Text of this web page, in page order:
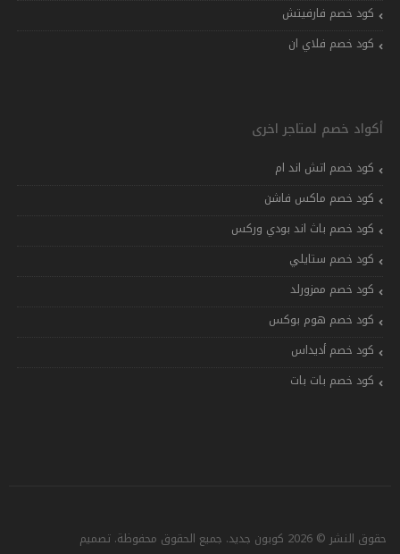
كود خصم فارفيتش
كود خصم فلاي ان
أكواد خصم لمتاجر اخرى
كود خصم اتش اند ام
كود خصم ماكس فاشن
كود خصم باث اند بودي وركس
كود خصم ستايلي
كود خصم ممزورلد
كود خصم هوم بوكس
كود خصم أديداس
كود خصم بات بات
حقوق النشر © 2026 كوبون جديد. جميع الحقوق محفوظة. تصميم